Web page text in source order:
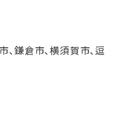
、鎌倉市、横須賀市、逗